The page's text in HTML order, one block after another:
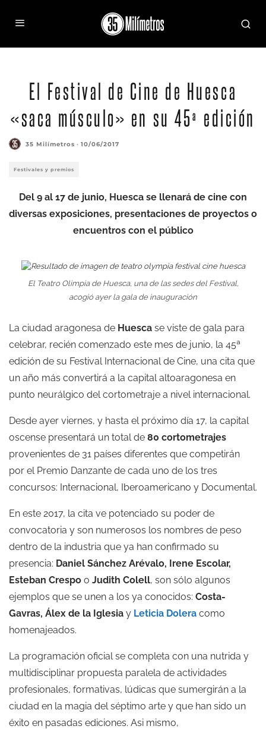
El Festival de Cine de Huesca
«saca músculo» en su 45ª edición
35 Milímetros · 10/06/2017
Festivales y premios
Del 9 al 17 de junio, Huesca se llenará de cine con
diversas exposiciones, presentaciones de proyectos o
encuentros con el público
El Teatro Olimpia de Huesca, una de las sedes del Festival,
acogió ayer la gala de inauguración
La ciudad aragonesa de Huesca se viste de gala para
celebrar, recién comenzado este mes de junio, la 45ª
edición de su Festival Internacional de Cine, una cita que
un año más convertirá a la capital altoaragonesa en
punto neurálgico del cortometraje a nivel internacional.
Desde ayer viernes, y hasta el próximo día 17, la capital
oscense presentará un total de 80 cortometrajes
provenientes de 31 países diferentes que competirán
por el Premio Danzante de cada uno de los tres
concursos: Internacional, Iberoamericano y Documental.
En este 2017, la cita ve potenciado su poder de
convocatoria y son numerosos los nombres de peso
dentro de la industria que ya han confirmado su
presencia: Daniel Sánchez Arévalo, Irene Escolar,
Esteban Crespo o Judith Colell, son sólo algunos
ejemplos que se unen a los ya conocidos: Costa-
Gavras, Álex de la Iglesia y Leticia Dolera como
homenajeados.
La programación oficial se completa con una nutrida y
multidisciplinar propuesta paralela de actividades
profesionales, formativas, lúdicas que sumergirán a la
ciudad en la magia del séptimo arte y que han sido un
éxito en pasadas ediciones. Asi mismo,